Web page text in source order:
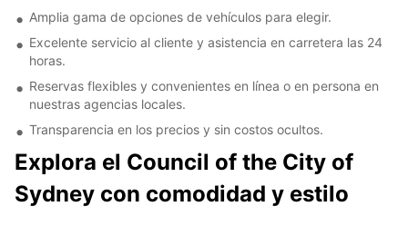
Amplia gama de opciones de vehículos para elegir.
Excelente servicio al cliente y asistencia en carretera las 24
horas.
Reservas flexibles y convenientes en línea o en persona en
nuestras agencias locales.
Transparencia en los precios y sin costos ocultos.
Explora el Council of the City of
Sydney con comodidad y estilo